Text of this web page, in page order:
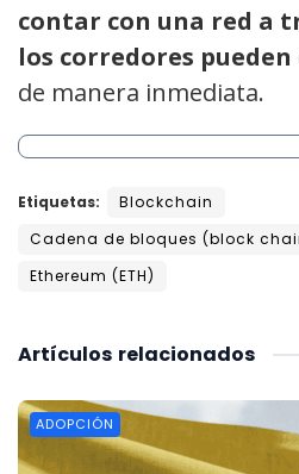
contar con una red a
los corredores
de manera inmediata.
Etiquetas:
Blockchain
Cadena de bloques (block
Ethereum (ETH)
relacionados
Artículos
ADOPCIÓN